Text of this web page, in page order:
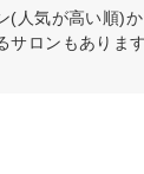
(人気が高い順)
サロンもあります